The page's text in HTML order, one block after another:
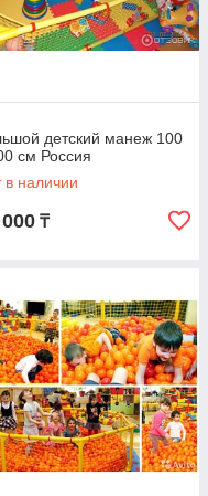
детский манеж 100
см Россия
в наличии
₸